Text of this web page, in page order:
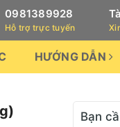
0981389928
Hỗ trợ trực tuyến
HƯỚNG DẪN
Bạn